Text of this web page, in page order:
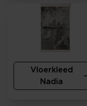
Vloerkleed
Nadia